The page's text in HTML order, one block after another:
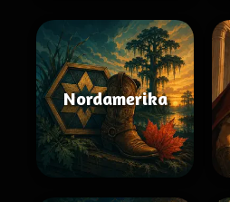
Nordamerika